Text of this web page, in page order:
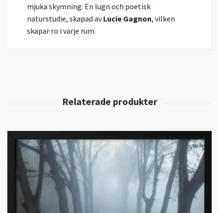
mjuka skymning. En lugn och poetisk
naturstudie, skapad avLucie Gagnon, vilken
skapar ro i varje rum.